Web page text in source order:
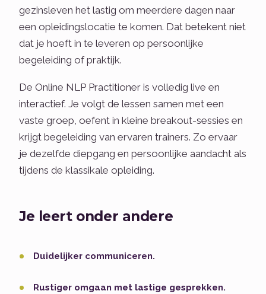
gezinsleven het lastig om meerdere dagen naar
een opleidingslocatie te komen. Dat betekent niet
dat je hoeft in te leveren op persoonlijke
begeleiding of praktijk.
De Online NLP Practitioner is volledig live en
interactief. Je volgt de lessen samen met een
vaste groep, oefent in kleine breakout-sessies en
krijgt begeleiding van ervaren trainers. Zo ervaar
je dezelfde diepgang en persoonlijke aandacht als
tijdens de klassikale opleiding.
Je leert onder andere
Duidelijker communiceren.
Rustiger omgaan met lastige gesprekken.